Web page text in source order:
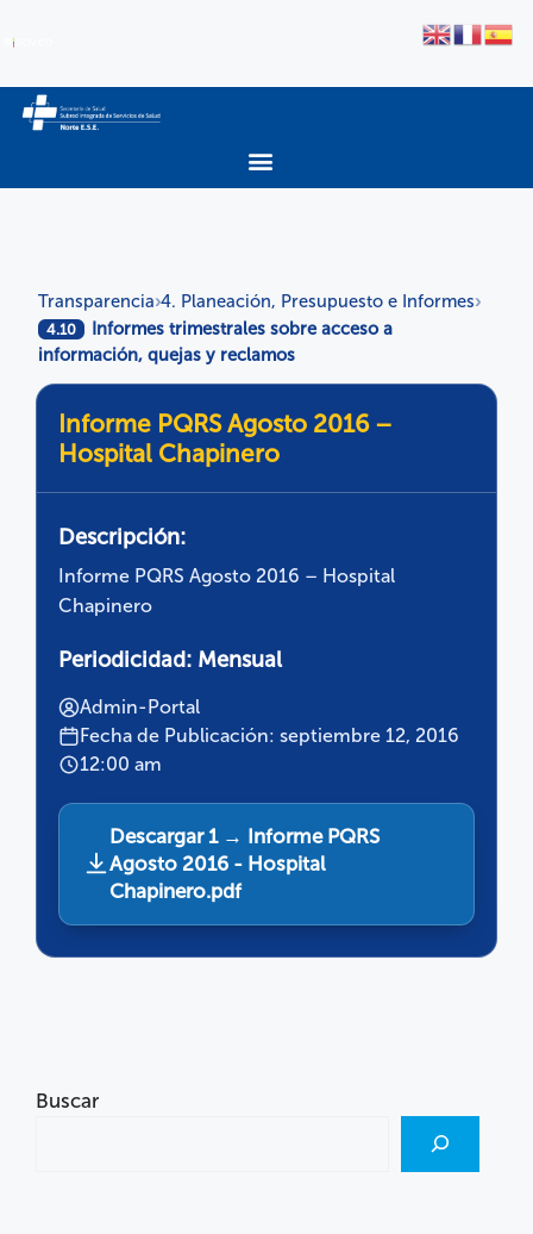
Transparencia›4. Planeación, Presupuesto e Informes›
4.10
Informes trimestrales sobre acceso a
información, quejas y reclamos
Informe PQRS Agosto 2016 –
Hospital Chapinero
Descripción:
Informe PQRS Agosto 2016 – Hospital
Chapinero
Periodicidad: Mensual
Admin-Portal
Fecha de Publicación: septiembre 12, 2016
12:00 am
Descargar 1 → Informe PQRS
Agosto 2016 - Hospital
Chapinero.pdf
Buscar